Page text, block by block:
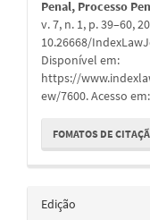
Penal, Processo
v. 7, n. 1, p. 39–60,
10.26668/
Disponível em:
https://
ew/7600. Acesso
FOMATOS DE
Edição